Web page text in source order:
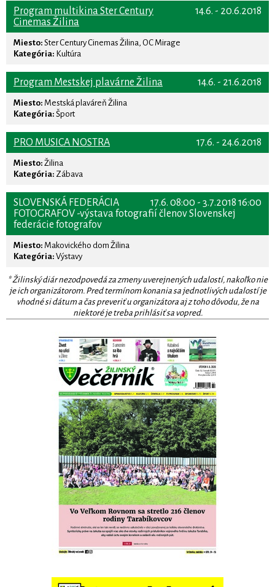
14.6. - 20.6.2018
Program multikina Ster Century
Cinemas Žilina
Miesto: Ster Century Cinemas Žilina, OC Mirage
Kategória: Kultúra
14.6. - 21.6.2018
Program Mestskej plavárne Žilina
Miesto: Mestská plaváreň Žilina
Kategória: Šport
17.6. - 24.6.2018
PRO MUSICA NOSTRA
Miesto: Žilina
Kategória: Zábava
17.6. 08:00 - 3.7.2018 16:00
SLOVENSKÁ FEDERÁCIA
FOTOGRAFOV -výstava fotografií členov Slovenskej
federácie fotografov
Miesto: Makovického dom Žilina
Kategória: Výstavy
* Žilinský diár nezodpovedá za zmeny uverejnených udalostí, nakoľko nie
je ich organizátorom. Pred termínom konania sa jednotlivých udalostí je
vhodné si dátum a čas preveriť u organizátora aj z toho dôvodu, že na
niektoré je treba prihlásiť sa vopred.